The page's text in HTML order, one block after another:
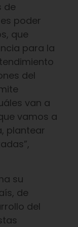
de
poder
que
para la
del
van a
vamos a
plantear
su
de
del